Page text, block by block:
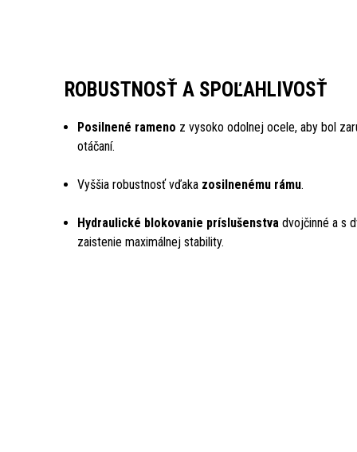
ROBUSTNOSŤ A SPOĽAHLIVOSŤ
Posilnené rameno z vysoko odolnej ocele, aby bol
otáčaní.
Vyššia robustnosť vďaka zosilnenému rámu.
Hydraulické blokovanie príslušenstvadvojčinné a s
zaistenie maximálnej stability.